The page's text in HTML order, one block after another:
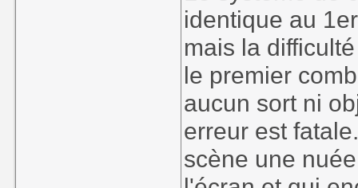
identique au
mais la
le premier
aucun sort ni
erreur est
scène une